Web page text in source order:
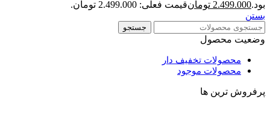
بود.2.499.000 تومانقیمت فعلی: 2.499.000 تومان.
بستن
جستجو
وضعیت محصول
محصولات تخفیف دار
محصولات موجود
پرفروش ترین ها